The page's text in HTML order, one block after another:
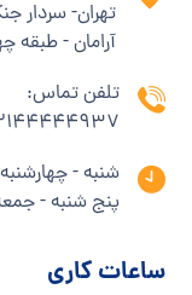
تهران- سردار
آرامان - طبقه
تلفن تماس:
شنبه - چهارشنبه: 8.00 -
پنج شنبه - جمعه: 9.00 -
ساعات کاری